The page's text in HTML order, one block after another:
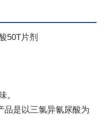
50T片剂
。
品是以三氯异氰尿酸为